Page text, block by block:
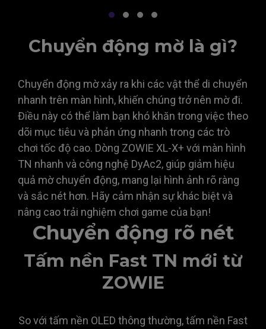
Chuyển động mờ là gì?
Chuyển động mờ xảy ra khi các vật thể di chuyển
nhanh trên màn hình, khiến chúng trở nên mờ đi.
Điều này có thể làm bạn khó khăn trong việc theo
dõi mục tiêu và phản ứng nhanh trong các trò
chơi tốc độ cao. Dòng ZOWIE XL-X+ với màn hình
TN nhanh và công nghệ DyAc2, giúp giảm hiệu
quả mờ chuyển động, mang lại hình ảnh rõ ràng
và sắc nét hơn. Hãy cảm nhận sự khác biệt và
nâng cao trải nghiệm chơi game của bạn!
Chuyển động rõ nét
Tấm nền Fast TN mới từ
ZOWIE
So với tấm nền OLED thông thường, tấm nền Fast